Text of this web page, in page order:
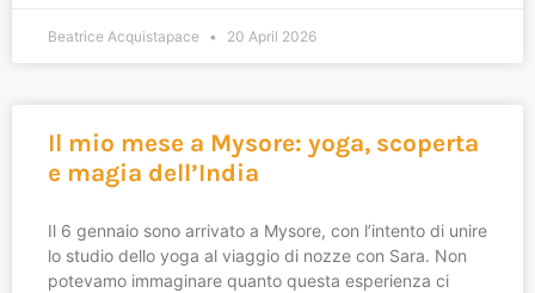
Beatrice Acquistapace 20 April 2026
Il mio mese a Mysore: yoga, scoperta
e magia dell’India
Il 6 gennaio sono arrivato a Mysore, con l’intento di unire
lo studio dello yoga al viaggio di nozze con Sara. Non
potevamo immaginare quanto questa esperienza ci